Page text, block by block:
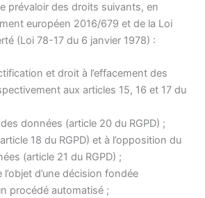
prévaloir des droits suivants, en
européen 2016/679 et de la Loi
(Loi 78-17 du 6 janvier 1978) :
et droit à l’effacement des
aux articles 15, 16 et 17 du
données (article 20 du RGPD) ;
18 du RGPD) et à l’opposition du
(article 21 du RGPD) ;
d’une décision fondée
procédé automatisé ;